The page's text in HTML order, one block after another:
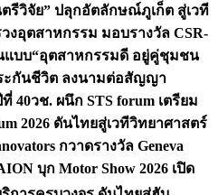
รีวิจัย” ปลุกอัตลักษณ์ภูเก็ต สู่เวที
งอุตสาหกรรม มอบรางวัล CSR-
แบบ“อุตสาหกรรมดี อยู่คู่ชุมชน
ะกันชีวิต ลงนามต่อสัญญา
40วช. ผนึก STS forum เตรียม
2026 ดันไทยสู่เวทีวิทยาศาสตร์
กวาดรางวัล Geneva
บุก Motor Show 2026 เปิด